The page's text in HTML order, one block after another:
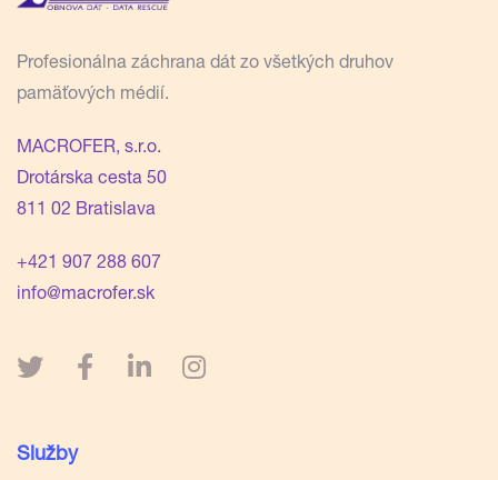
Profesionálna záchrana dát zo všetkých druhov
pamäťových médií.
MACROFER, s.r.o.
Drotárska cesta 50
811 02 Bratislava
+421 907 288 607
info@macrofer.sk
Služby